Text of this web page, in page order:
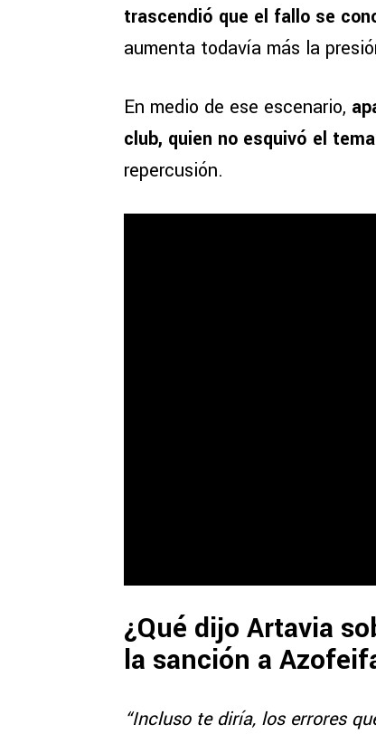
trascendió que el fallo se
aumenta todavía más la
En medio de ese escenario,
club, quien no esquivó el tema
repercusión.
¿Qué dijo Artavia
la sanción a
“Incluso te diría, los errores